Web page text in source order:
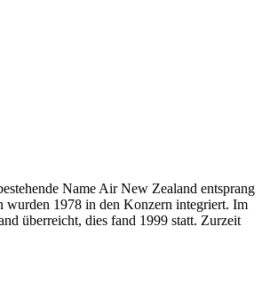
Name Air New Zealand entsprang
1978 in den Konzern integriert. Im
überreicht, dies fand 1999 statt. Zurzeit